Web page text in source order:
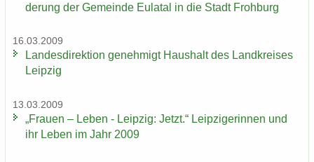
de­rung der Ge­mein­de Eu­la­tal in die Stadt Froh­burg
16.03.2009
Lan­des­di­rek­ti­on ge­neh­migt Haus­halt des Land­krei­ses
Leip­zig
13.03.2009
„Frau­en – Leben - Leip­zig: Jetzt.“ Leip­zi­ge­rin­nen und
ihr Leben im Jahr 2009